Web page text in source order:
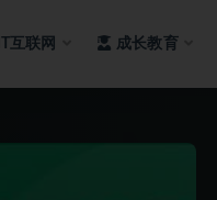
资料整合平台
IT互联网 成长教育